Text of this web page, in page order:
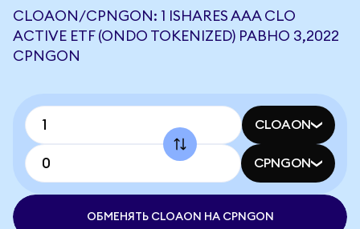
CLOAON/CPNGON: 1 ISHARES AAA CLO
ACTIVE ETF (ONDO TOKENIZED) РАВНО 3,2022
CPNGON
CLOAON
CPNGON
ОБМЕНЯТЬ CLOAON НА CPNGON